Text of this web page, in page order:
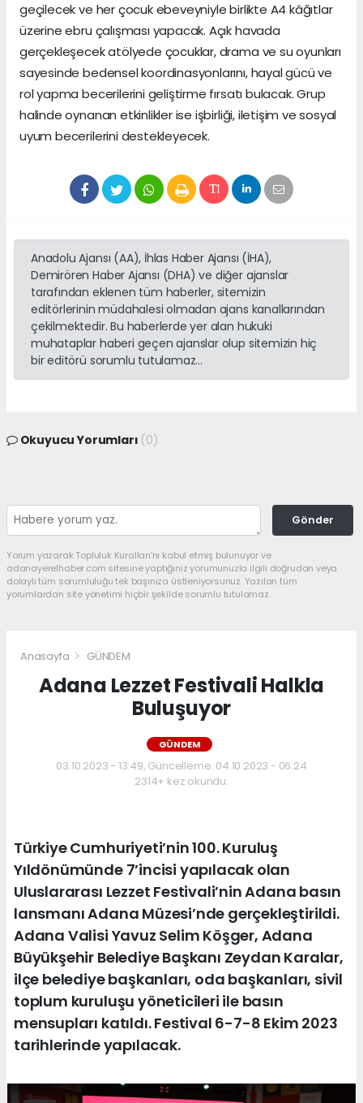
geçilecek ve her çocuk ebeveyniyle birlikte A4 kâğıtlar
üzerine ebru çalışması yapacak. Açık havada
gerçekleşecek atölyede çocuklar, drama ve su oyunları
sayesinde bedensel koordinasyonlarını, hayal gücü ve
rol yapma becerilerini geliştirme fırsatı bulacak. Grup
halinde oynanan etkinlikler ise işbirliği, iletişim ve sosyal
uyum becerilerini destekleyecek.
Anadolu Ajansı (AA), İhlas Haber Ajansı (İHA),
Demirören Haber Ajansı (DHA) ve diğer ajanslar
tarafından eklenen tüm haberler, sitemizin
editörlerinin müdahalesi olmadan ajans kanallarından
çekilmektedir. Bu haberlerde yer alan hukuki
muhataplar haberi geçen ajanslar olup sitemizin hiç
bir editörü sorumlu tutulamaz...
Okuyucu Yorumları (0)
Gönder
Yorum yazarak Topluluk Kuralları’nı kabul etmiş bulunuyor ve
adanayerelhaber.com sitesine yaptığınız yorumunuzla ilgili doğrudan veya
dolaylı tüm sorumluluğu tek başınıza üstleniyorsunuz. Yazılan tüm
yorumlardan site yönetimi hiçbir şekilde sorumlu tutulamaz.
Anasayfa GÜNDEM
Adana Lezzet Festivali Halkla
Buluşuyor
GÜNDEM
03.10.2023 - 13:49, Güncelleme: 04.10.2023 - 06:24
2314+ kez okundu.
Türkiye Cumhuriyeti’nin 100. Kuruluş
Yıldönümünde 7’incisi yapılacak olan
Uluslararası Lezzet Festivali’nin Adana basın
lansmanı Adana Müzesi’nde gerçekleştirildi.
Adana Valisi Yavuz Selim Köşger, Adana
Büyükşehir Belediye Başkanı Zeydan Karalar,
ilçe belediye başkanları, oda başkanları, sivil
toplum kuruluşu yöneticileri ile basın
mensupları katıldı. Festival 6-7-8 Ekim 2023
tarihlerinde yapılacak.